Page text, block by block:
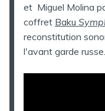
et Miguel Molina
coffret Baku
reconstitution
l'avant garde russe.